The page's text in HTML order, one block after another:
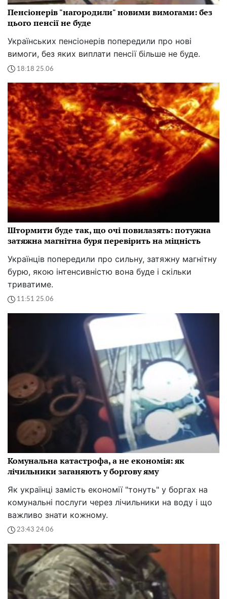
Пенсіонерів "нагородили" новими вимогами: без
цього пенсії не буде
Українських пенсіонерів попередили про нові
вимоги, без яких виплати пенсії більше не буде.
18:18 25.06
Штормити буде так, що очі повилазять: потужна
затяжна магнітна буря перевірить на міцність
Українців попередили про сильну, затяжну магнітну
бурю, якою інтенсивністю вона буде і скільки
триватиме.
11:51 25.06
Комунальна катастрофа, а не економія: як
лічильники заганяють у боргову яму
Як українці замість економії "тонуть" у боргах на
комунальні послуги через лічильники на воду і що
важливо знати кожному.
23:43 24.06